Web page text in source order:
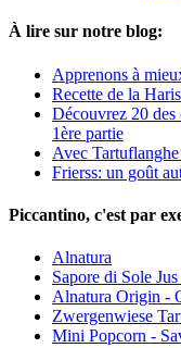
À lire sur notre blog:
Apprenons à
Recette de la
Découvrez 20 des
1ère partie
Avec
Frierss: un goût
Piccantino, c'est par
Alnatura
Sapore di Sole
Alnatura Origin -
Zwergenwiese
Mini Popcorn -